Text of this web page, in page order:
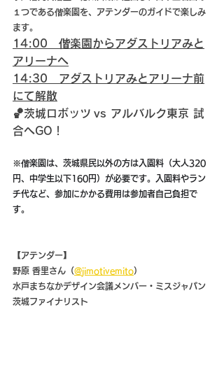
１つである偕楽園を、アテンダーのガイドで楽しみ
ます。
14:00　偕楽園からアダストリアみと
アリーナへ
14:30　アダストリアみとアリーナ前
にて解散
🏀茨城ロボッツ vs アルバルク東京 試
合へGO！
※偕楽園は、茨城県民以外の方は入園料（大人320
円、中学生以下160円）が必要です。入園料やラン
チ代など、参加にかかる費用は参加者自己負担で
す。
【アテンダー】
野原 香里さん（@jimotivemito）
水戸まちなかデザイン会議メンバー・ミスジャパン
茨城ファイナリスト